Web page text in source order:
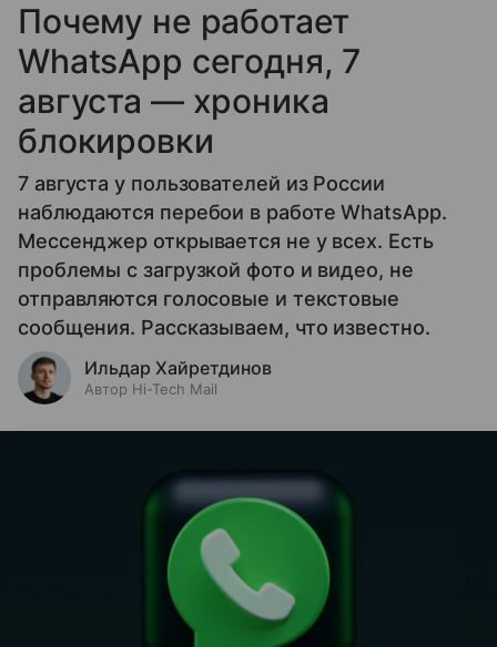
Почему не работает
WhatsApp сегодня, 7
августа — хроника
блокировки
7 августа у пользователей из России
наблюдаются перебои в работе WhatsApp.
Мессенджер открывается не у всех. Есть
проблемы с загрузкой фото и видео, не
отправляются голосовые и текстовые
сообщения. Рассказываем, что известно.
Ильдар Хайретдинов
Автор Hi-Tech Mail